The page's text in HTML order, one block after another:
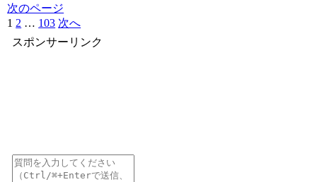
次のページ
1 2 … 103 次へ
スポンサーリンク